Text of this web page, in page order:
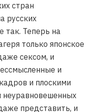
стран
русских
так. Теперь на
только японское
сексом, и
и
и плоскими
неуравновешенных
представить, и